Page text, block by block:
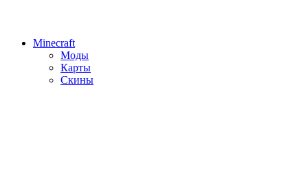
Minecraft
Моды
Карты
Скины